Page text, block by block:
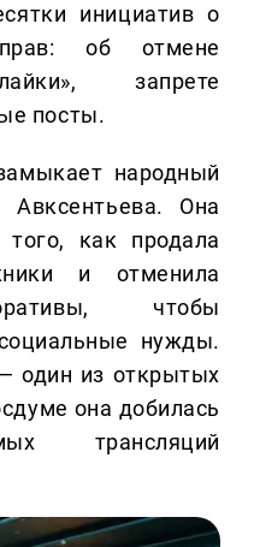
инициатив о
об отмене
запрете
посты.
народный
Она
того, как продала
и отменила
чтобы
нужды.
один из открытых
она добилась
трансляций